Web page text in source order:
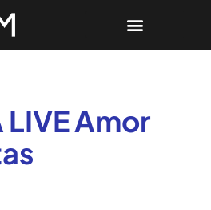
LIVE Amor